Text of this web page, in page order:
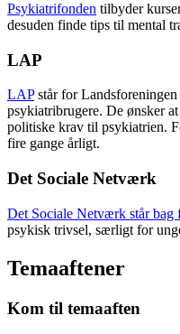
Psykiatrifonden tilbyder
desuden finde tips til mental
LAP
LAPstår for
psykiatribrugere. De ønsker
politiske krav til psykiatrien.
fire gange årligt.
Det Sociale Netværk
Det Sociale Netværk står bag
psykisk trivsel, særligt for
Temaaftener
Kom til temaaften